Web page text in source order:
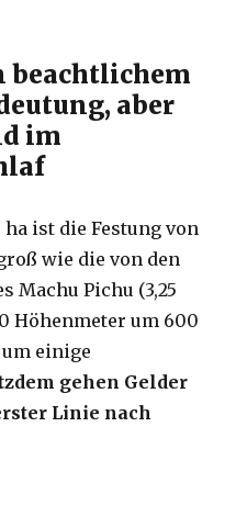
beachtlichem
aber
im
ist die Festung von
wie die von den
Machu Pichu (3,25
Höhenmeter um 600
einige
gehen Gelder
Linie nach